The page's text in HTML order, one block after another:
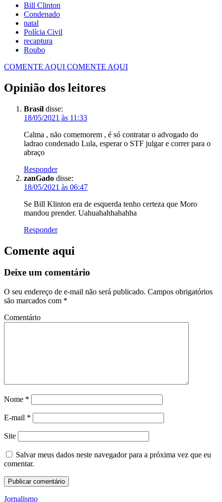
Bill Clinton
Condenado
natal
Polícia Civil
recaptura
Roubo
COMENTE AQUI COMENTE AQUI
Opinião dos leitores
Brasil disse:
18/05/2021 às 11:33
Calma , não comemorem , é só contratar o advogado do
ladrao condenado Lula, esperar o STF julgar e correr para o
abraço
Responder
zanGado disse:
18/05/2021 às 06:47
Se Bill Klinton era de esquerda tenho certeza que Moro
mandou prender. Uahuahahhahahha
Responder
Comente aqui
Deixe um comentário
O seu endereço de e-mail não será publicado. Campos obrigatórios
são marcados com *
Comentário
Nome *
E-mail *
Site
Salvar meus dados neste navegador para a próxima vez que eu
comentar.
Jornalismo